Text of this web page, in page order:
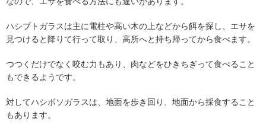
ハシブトガラスは主に電柱や高い木の上などから餌を探し、エサを
見つけると降りて行って取り、高所へと持ち帰ってから食べます。
つつくだけでなく咬む力もあり、肉などをひきちぎって食べること
もできるようです。
対してハシボソガラスは、地面を歩き回り、地面から採食すること
もあります。